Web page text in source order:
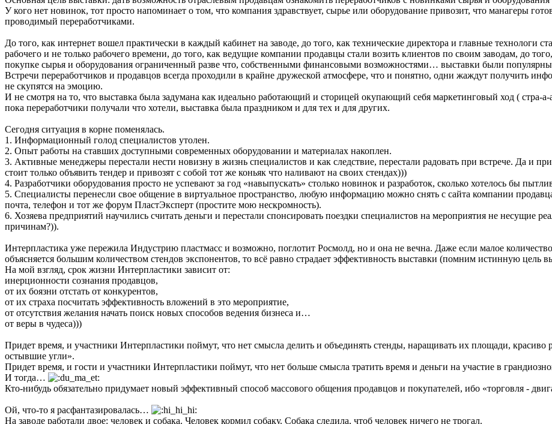
У кого нет новинок, тот просто напоминает о том, что компания здравствует, сырье или оборудование привозит, что манагеры
проводимый переработчиками.
До того, как интернет вошел практически в каждый кабинет на заводе, до того, как технические директора и главные технологи
рабочего и не только рабочего времени, до того, как ведущие компании продавцы стали возить клиентов по своим заводам, до
покупке сырья и оборудования ограниченный разве что, собственными финансовыми возможностями… выставки были
Встречи переработчиков и продавцов всегда проходили в крайне дружеской атмосфере, что и понятно, одни жаждут получить
не скупятся на эмоцию.
И не смотря на то, что выставка была задумана как идеально работающий и сторицей окупающий себя маркетинговый ход (
пока переработчики получали что хотели, выставка была праздником и для тех и для других.
Сегодня ситуация в корне поменялась.
1. Информационный голод специалистов утолен.
2. Опыт работы на ставших доступными современных оборудовании и материалах накоплен.
3. Активные менеджеры перестали нести новизну в жизнь специалистов и как следствие, перестали радовать при встрече. Да и
стоит только объявить тендер и привозят с собой тот же коньяк что наливают на своих стендах)))
4. Разработчики оборудования просто не успевают за год «навыпускать» столько новинок и разработок, сколько хотелось бы
5. Специалисты перенесли свое общение в виртуальное пространство, любую информацию можно снять с сайта компании
почта, телефон и тот же форум ПластЭксперт (простите мою нескромность).
6. Хозяева предприятий научились считать деньги и перестали спонсировать поездки специалистов на мероприятия не
причинам?)).
Интерпластика уже пережила Индустрию пластмасс и возможно, поглотит Росмолд, но и она не вечна. Даже если малое
объясняется большим количеством стендов экспонентов, то всё равно страдает эффективность выставки (помним истинную цель
На мой взгляд, срок жизни Интерпластики зависит от:
инерционности сознания продавцов,
от их боязни отстать от конкурентов,
от их страха посчитать эффективность вложений в это мероприятие,
от отсутствия желания начать поиск новых способов ведения бизнеса и…
от веры в чудеса)))
Придет время, и участники Интерпластики поймут, что нет смысла делить и объединять стенды, наращивать их площади, красиво
остывшие угли».
Придет время, и гости и участники Интерпластики поймут, что нет больше смысла тратить время и деньги на участие в
И тогда…
Кто-нибудь обязательно придумает новый эффективный способ массового общения продавцов и покупателей, ибо «торговля -
Ой, что-то я расфантазировалась…
На заводе работали двое: человек и собака. Человек кормил собаку. Собака следила, чтоб человек ничего не трогал.